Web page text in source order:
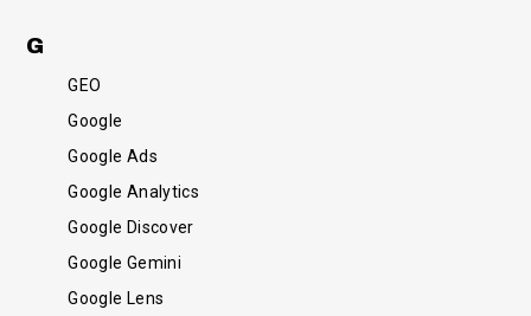
G
GEO
Google
Google Ads
Google Analytics
Google Discover
Google Gemini
Google Lens